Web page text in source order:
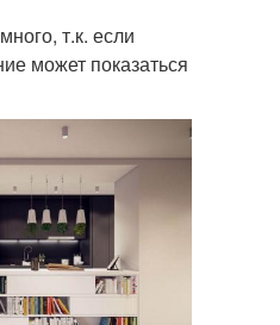
т.к. если
может показаться